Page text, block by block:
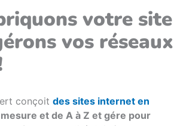
votre site
vos réseaux
conçoit des sites internet en
et de A à Z et gére pour